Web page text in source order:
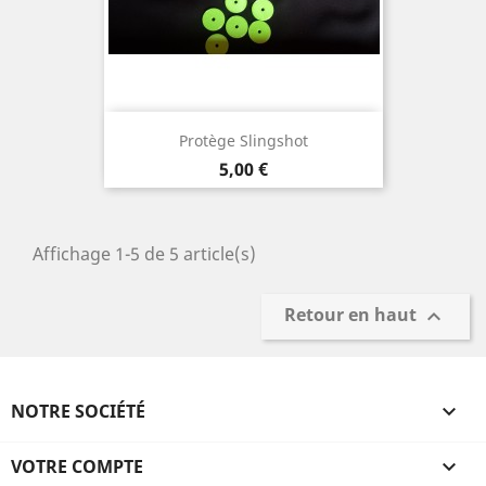
Protège Slingshot
Prix
5,00 €
Affichage 1-5 de 5 article(s)
Retour en haut 
NOTRE SOCIÉTÉ 
VOTRE COMPTE 